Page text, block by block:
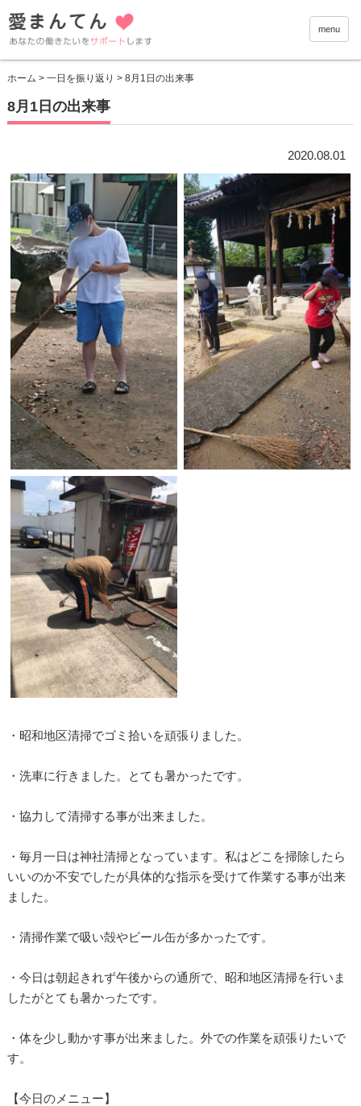
愛まん
menu
ホーム > 一日を振り返り > 8月1日の出来事
8月1日の出来事
2020.08.01
・昭和地区清掃でゴミ拾いを頑張りました。
・洗車に行きました。とても暑かったです。
・協力して清掃する事が出来ました。
・毎月一日は神社清掃となっています。私はどこを掃除したら
いいのか不安でしたが具体的な指示を受けて作業する事が出来
ました。
・清掃作業で吸い殻やビール缶が多かったです。
・今日は朝起きれず午後からの通所で、昭和地区清掃を行いま
したがとても暑かったです。
・体を少し動かす事が出来ました。外での作業を頑張りたいで
す。
【今日のメニュー】